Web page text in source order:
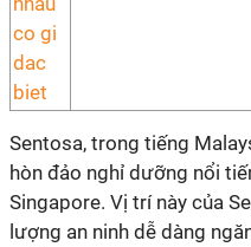
Sentosa, trong tiếng
hòn đảo nghỉ dưỡng nổi
Singapore. Vị trí này của
lượng an ninh dễ dàng